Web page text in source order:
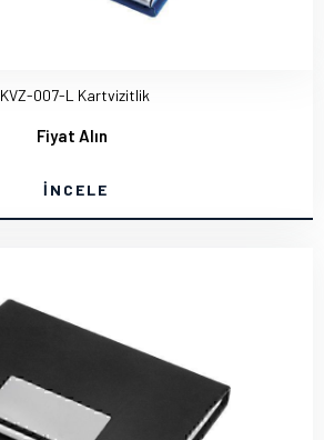
KVZ-007-L Kartvizitlik
Fiyat Alın
İNCELE